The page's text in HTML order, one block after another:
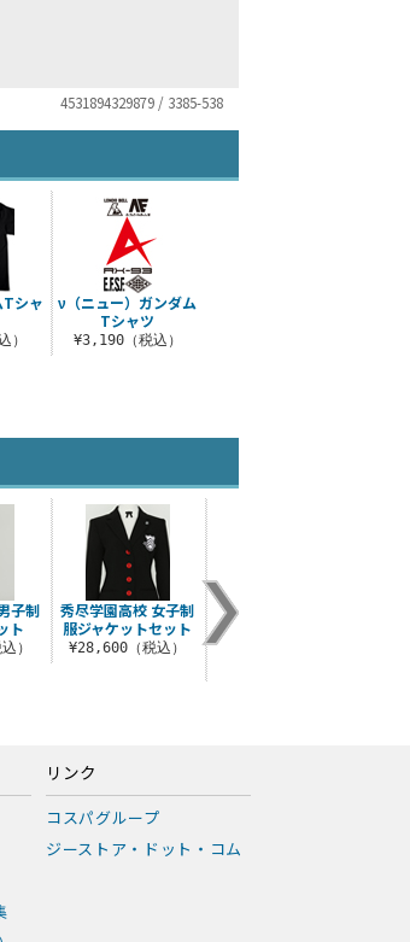
4531894329879 / 3385-538
Tシャ
）
ν（ニュー）ガンダム
Tシャツ
¥3,190（税込）
子制
ト
）
秀尽学園高校 女子制
服ジャケットセット
¥28,600（税込）
月光館学園男子制服
パンツ ペルソナ３ リ
リンク
コスパグループ
ジーストア・ドット・コム